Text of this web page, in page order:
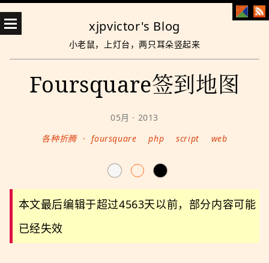
xjpvictor's Blog
小老鼠，上灯台，两只耳朵竖起来
Foursquare签到地图
05月 · 2013
各种折腾 · foursquare php script web
本文最后编辑于超过4563天以前，部分内容可能
已经失效